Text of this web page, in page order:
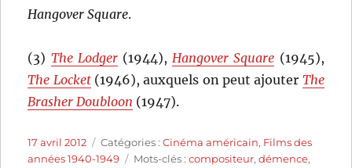
Hangover Square.
(3) The Lodger(1944),Hangover Square (1945),
The Locket(1946), auxquels on peut ajouter The
Brasher Doubloon (1947).
Publié
le
17 avril 2012 Catégories
Catégories :Cinéma américain, Films des
années 1940-1949
Étiquettes
Mots-clés :compositeur,démence,